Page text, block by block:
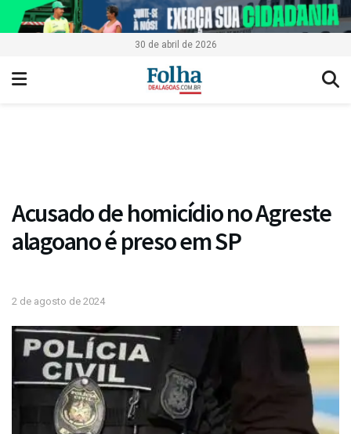
30 de abril de 2026
Acusado de homicídio no Agreste
alagoano é preso em SP
2 de agosto de 2024